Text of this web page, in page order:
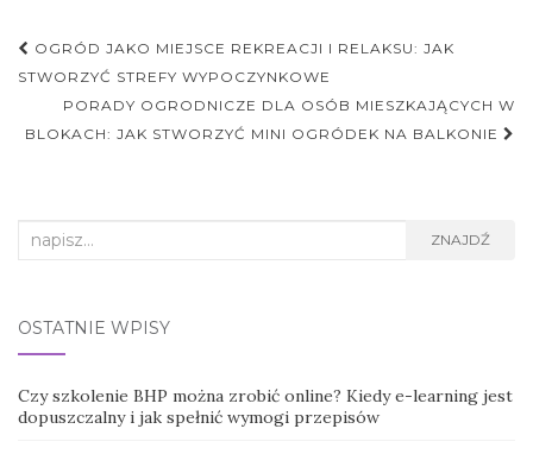
Nawigacja
postu
OGRÓD JAKO MIEJSCE REKREACJI I RELAKSU: JAK
STWORZYĆ STREFY WYPOCZYNKOWE
PORADY OGRODNICZE DLA OSÓB MIESZKAJĄCYCH W
BLOKACH: JAK STWORZYĆ MINI OGRÓDEK NA BALKONIE
Search
ZNAJDŹ
OSTATNIE WPISY
Czy szkolenie BHP można zrobić online? Kiedy e-learning jest
dopuszczalny i jak spełnić wymogi przepisów